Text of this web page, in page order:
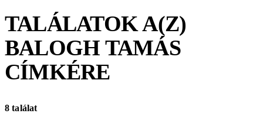
TALÁLATOK A(Z)
BALOGH TAMÁS
CÍMKÉRE
8 találat